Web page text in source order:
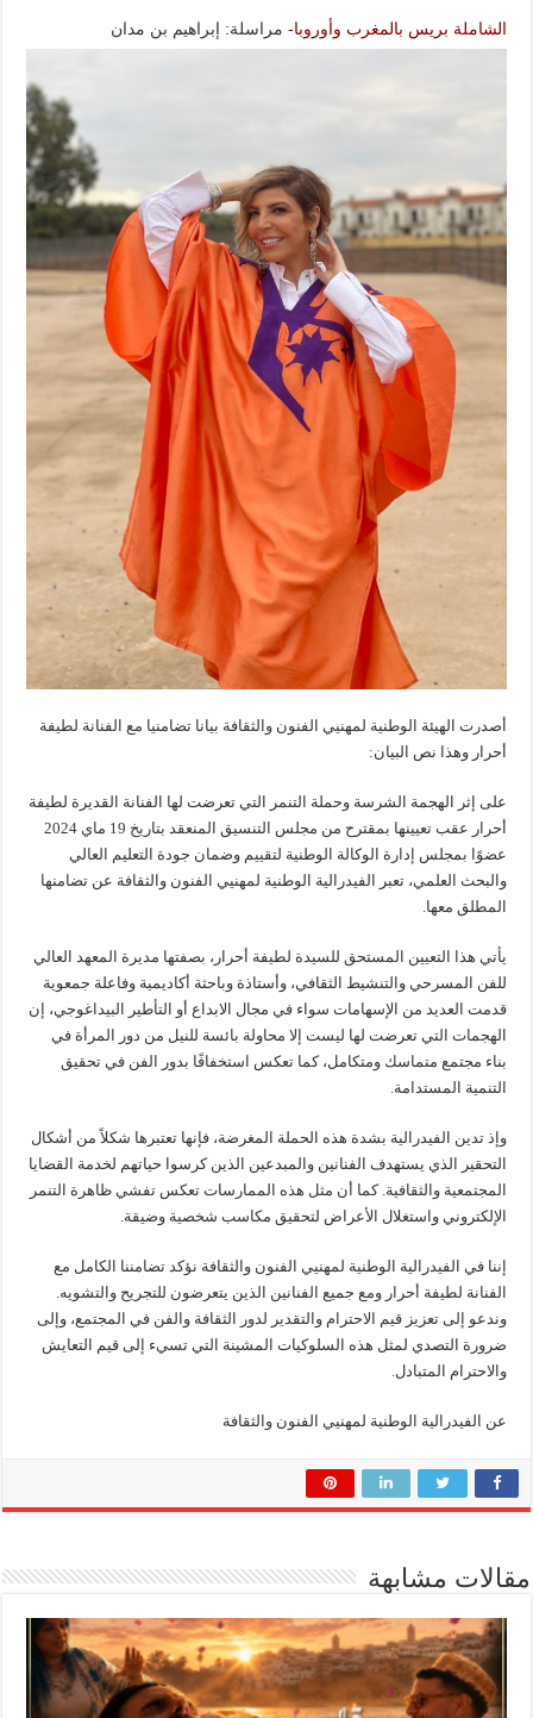
الشاملة بريس بالمغرب وأوروبا- مراسلة: إبراهيم بن مدان
أصدرت الهيئة الوطنية لمهنيي الفنون والثقافة بيانا تضامنيا مع الفنانة لطيفة
أحرار وهذا نص البيان:
على إثر الهجمة الشرسة وحملة التنمر التي تعرضت لها الفنانة القديرة لطيفة
أحرار عقب تعيينها بمقترح من مجلس التنسيق المنعقد بتاريخ 19 ماي 2024
عضوًا بمجلس إدارة الوكالة الوطنية لتقييم وضمان جودة التعليم العالي
والبحث العلمي، تعبر الفيدرالية الوطنية لمهنيي الفنون والثقافة عن تضامنها
المطلق معها.
يأتي هذا التعيين المستحق للسيدة لطيفة أحرار، بصفتها مديرة المعهد العالي
للفن المسرحي والتنشيط الثقافي، وأستاذة وباحثة أكاديمية وفاعلة جمعوية
قدمت العديد من الإسهامات سواء في مجال الابداع أو التأطير البيداغوجي، إن
الهجمات التي تعرضت لها ليست إلا محاولة بائسة للنيل من دور المرأة في
بناء مجتمع متماسك ومتكامل، كما تعكس استخفافًا بدور الفن في تحقيق
التنمية المستدامة.
وإذ تدين الفيدرالية بشدة هذه الحملة المغرضة، فإنها تعتبرها شكلاً من أشكال
التحقير الذي يستهدف الفنانين والمبدعين الذين كرسوا حياتهم لخدمة القضايا
المجتمعية والثقافية. كما أن مثل هذه الممارسات تعكس تفشي ظاهرة التنمر
الإلكتروني واستغلال الأعراض لتحقيق مكاسب شخصية وضيقة.
إننا في الفيدرالية الوطنية لمهنيي الفنون والثقافة نؤكد تضامننا الكامل مع
الفنانة لطيفة أحرار ومع جميع الفنانين الذين يتعرضون للتجريح والتشويه.
وندعو إلى تعزيز قيم الاحترام والتقدير لدور الثقافة والفن في المجتمع، وإلى
ضرورة التصدي لمثل هذه السلوكيات المشينة التي تسيء إلى قيم التعايش
والاحترام المتبادل.
عن الفيدرالية الوطنية لمهنيي الفنون والثقافة
مقالات مشابهة